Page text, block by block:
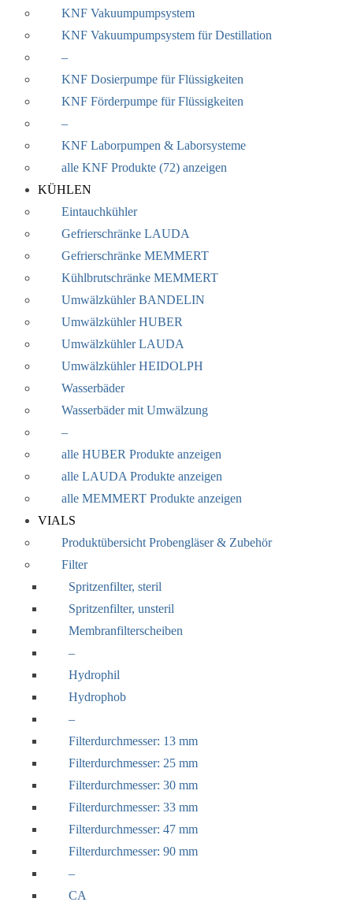
KNF Vakuumpumpsystem
KNF Vakuumpumpsystem für Destillation
–
KNF Dosierpumpe für Flüssigkeiten
KNF Förderpumpe für Flüssigkeiten
–
KNF Laborpumpen & Laborsysteme
alle KNF Produkte (72) anzeigen
KÜHLEN
Eintauchkühler
Gefrierschränke LAUDA
Gefrierschränke MEMMERT
Kühlbrutschränke MEMMERT
Umwälzkühler BANDELIN
Umwälzkühler HUBER
Umwälzkühler LAUDA
Umwälzkühler HEIDOLPH
Wasserbäder
Wasserbäder mit Umwälzung
–
alle HUBER Produkte anzeigen
alle LAUDA Produkte anzeigen
alle MEMMERT Produkte anzeigen
VIALS
Produktübersicht Probengläser & Zubehör
Filter
Spritzenfilter, steril
Spritzenfilter, unsteril
Membranfilterscheiben
–
Hydrophil
Hydrophob
–
Filterdurchmesser: 13 mm
Filterdurchmesser: 25 mm
Filterdurchmesser: 30 mm
Filterdurchmesser: 33 mm
Filterdurchmesser: 47 mm
Filterdurchmesser: 90 mm
–
CA